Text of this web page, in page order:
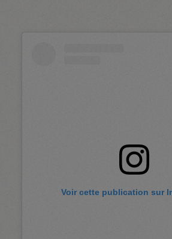
Voir cette publication sur